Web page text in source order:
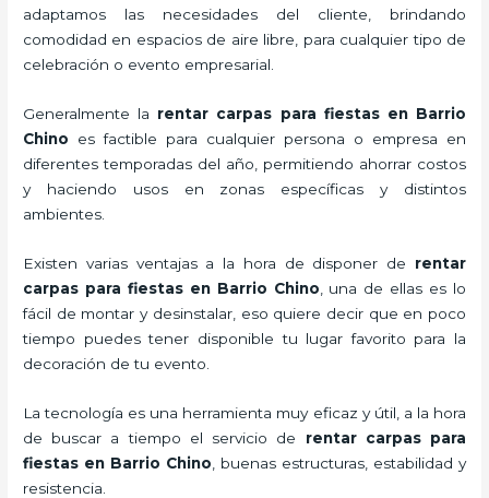
adaptamos las necesidades del cliente, brindando
comodidad en espacios de aire libre, para cualquier tipo de
celebración o evento empresarial.
Generalmente la rentar carpas para fiestas en Barrio
Chino es factible para cualquier persona o empresa en
diferentes temporadas del año, permitiendo ahorrar costos
y haciendo usos en zonas específicas y distintos
ambientes.
Existen varias ventajas a la hora de disponer de rentar
carpas para fiestasen Barrio Chino , una de ellas es lo
fácil de montar y desinstalar, eso quiere decir que en poco
tiempo puedes tener disponible tu lugar favorito para la
decoración de tu evento.
La tecnología es una herramienta muy eficaz y útil, a la hora
de buscar a tiempo el servicio de rentar carpas para
fiestas en Barrio Chino , buenas estructuras, estabilidad y
resistencia.